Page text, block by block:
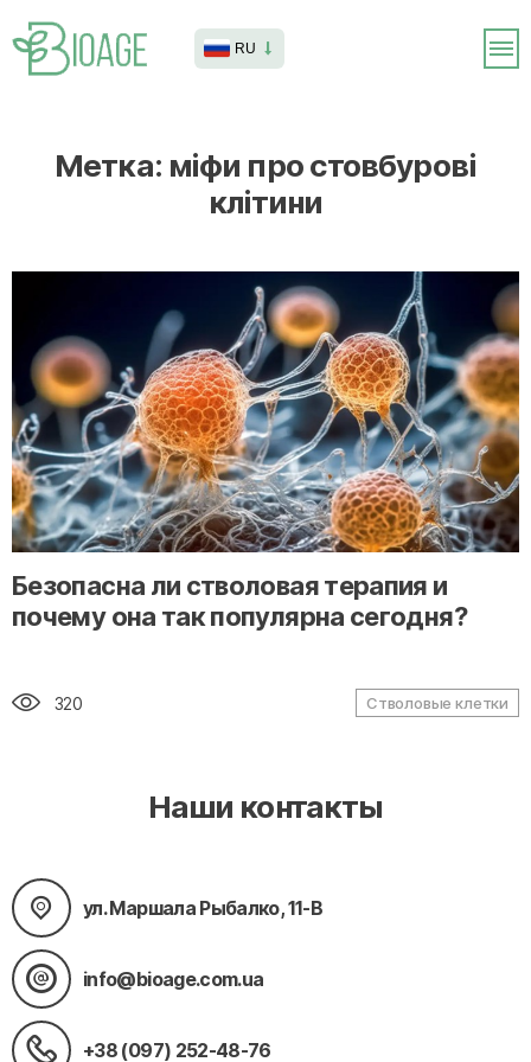
RU
Метка: міфи про стовбурові
клітини
" alt="loading" class="img-responsive"/>
Безопасна ли стволовая терапия и
почему она так популярна сегодня?
320 Стволовые клетки
Наши контакты
ул. Маршала Рыбалко, 11-В
info@bioage.com.ua
+38 (097) 252-48-76